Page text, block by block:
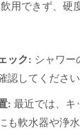
用できず、硬
ック: シャワー
認してください
: 最近では、キ
も軟水器や浄